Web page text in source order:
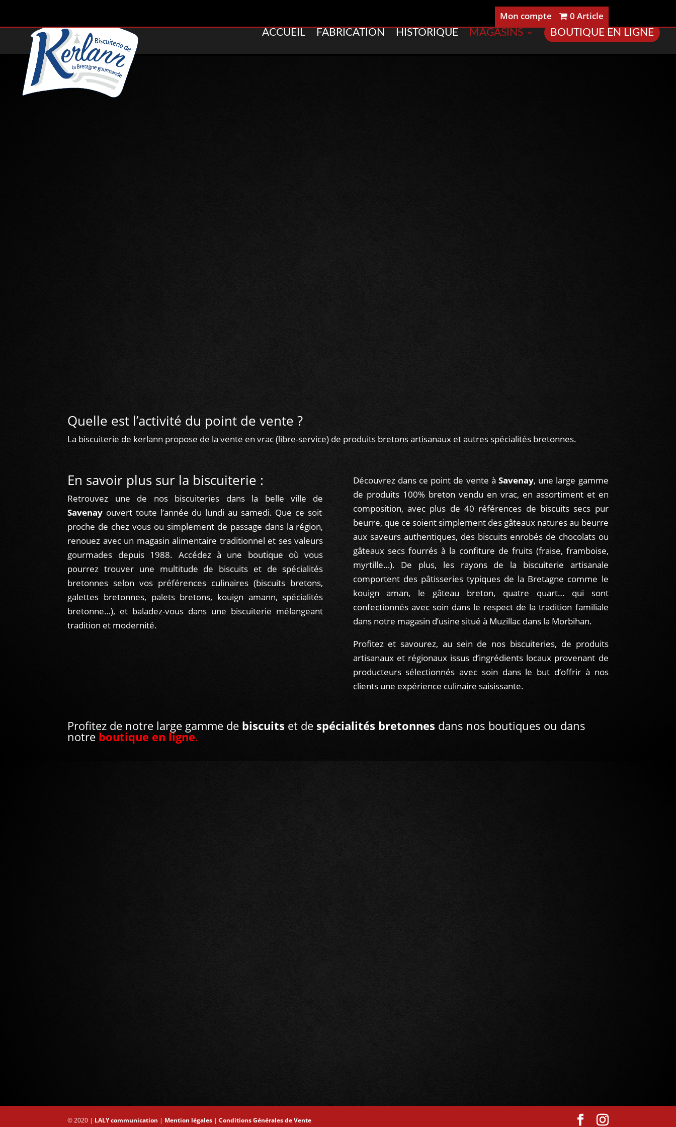
Mon compte 0 Article
ACCUEIL FABRICATION HISTORIQUE MAGASINS BOUTIQUE EN LIGNE
La Biscuiterie
Quelle est l’activité du point de vente ?
La biscuiterie de kerlann propose de la vente en vrac (libre-service) de produits bretons artisanaux et autres spécialités bretonnes.
En savoir plus sur la biscuiterie :
Retrouvez une de nos biscuiteries dans la belle ville de
Savenay ouvert toute l’année du lundi au samedi. Que ce soit
proche de chez vous ou simplement de passage dans la région,
renouez avec un magasin alimentaire traditionnel et ses valeurs
gourmades depuis 1988. Accédez à une boutique où vous
pourrez trouver une multitude de biscuits et de spécialités
bretonnes selon vos préférences culinaires (biscuits bretons,
galettes bretonnes, palets bretons, kouign amann, spécialités
bretonne…), et baladez-vous dans une biscuiterie mélangeant
tradition et modernité.
Découvrez dans ce point de vente àSavenay, une large gamme
de produits 100% breton vendu en vrac, en assortiment et en
composition, avec plus de 40 références de biscuits secs pur
beurre, que ce soient simplement des gâteaux natures au beurre
aux saveurs authentiques, des biscuits enrobés de chocolats ou
gâteaux secs fourrés à la confiture de fruits (fraise, framboise,
myrtille…). De plus, les rayons de la biscuiterie artisanale
comportent des pâtisseries typiques de la Bretagne comme le
kouign aman, le gâteau breton, quatre quart… qui sont
confectionnés avec soin dans le respect de la tradition familiale
dans notre magasin d’usine situé à Muzillac dans la Morbihan.
Profitez et savourez, au sein de nos biscuiteries, de produits
artisanaux et régionaux issus d’ingrédients locaux provenant de
producteurs sélectionnés avec soin dans le but d’offrir à nos
clients une expérience culinaire saisissante.
Profitez de notre large gamme de biscuits et de spécialités bretonnes dans nos boutiques ou dans
notre boutique en ligne.
© 2020 | LALY communication | Mention légales |Conditions Générales de Vente